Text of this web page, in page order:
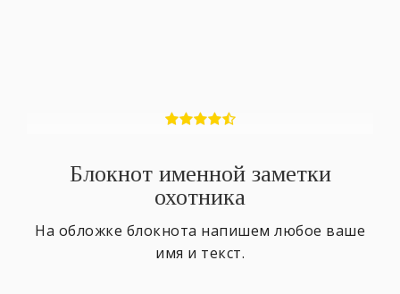
Блокнот именной заметки
охотника
На обложке блокнота напишем любое ваше
имя и текст.